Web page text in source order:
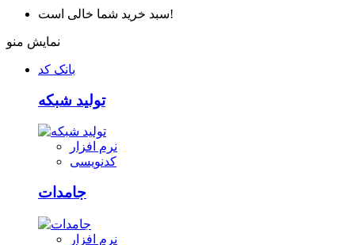
سبد خرید شما خالی است!
نمایش منو
بانک کد
تولید شبکه
نرم افزار
کدنویسی
جامدات
نرم افزار